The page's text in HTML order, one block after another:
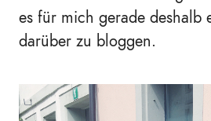
es für mich gerade deshalb
darüber zu bloggen.